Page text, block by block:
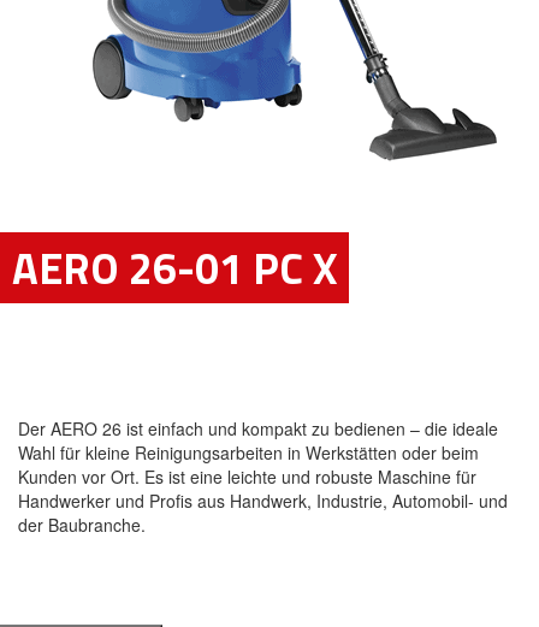
AERO 26-01 PC X
Der AERO 26 ist einfach und kompakt zu bedienen – die ideale
Wahl für kleine Reinigungsarbeiten in Werkstätten oder beim
Kunden vor Ort. Es ist eine leichte und robuste Maschine für
Handwerker und Profis aus Handwerk, Industrie, Automobil- und
der Baubranche.